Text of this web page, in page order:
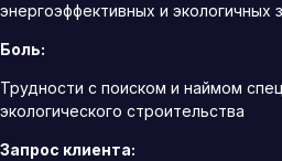
энергоэффективных и экологичных
Боль:
Трудности с поиском и наймом
экологического строительства
Запрос клиента: